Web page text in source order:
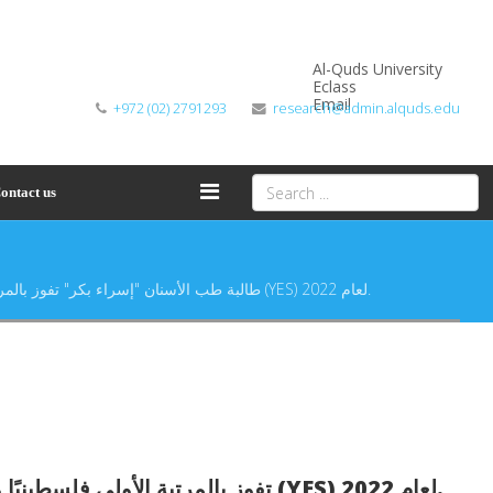
Al-Quds University
Eclass
Email
+972 (02) 2791293 research@admin.alquds.edu
us
طالبة طب الأسنان "إسراء بكر" تفوز بالمرتبة الأولى فلسطينيًا والثالثة عربيًا في مسابقة أفضل متحدث يافع من فئة الأطباء (YES) لعام 2022.